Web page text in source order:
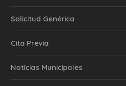
Solicitud Genérica
Cita Previa
‎Noticias Municipales